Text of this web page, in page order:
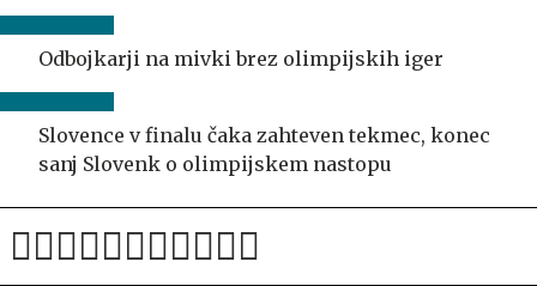
Odbojkarji na mivki brez olimpijskih iger
Slovence v finalu čaka zahteven tekmec, konec
sanj Slovenk o olimpijskem nastopu